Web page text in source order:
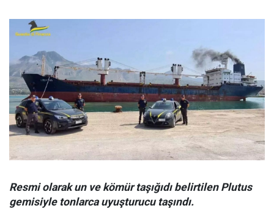
Resmi olarak un ve kömür taşığıdı belirtilen Plutus
gemisiyle tonlarca uyuşturucu taşındı.